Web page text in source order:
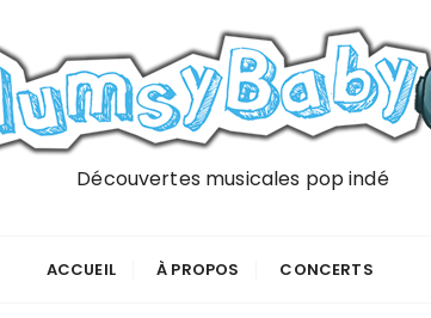
Découvertes musicales pop indé
ACCUEIL À PROPOS CONCERTS